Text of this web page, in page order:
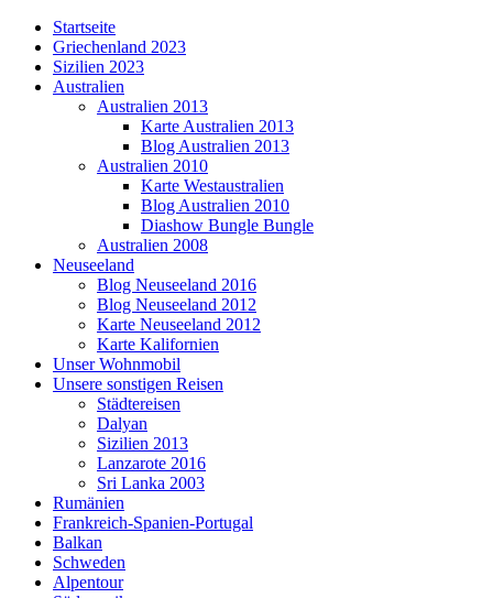
Startseite
Griechenland 2023
Sizilien 2023
Australien
Australien 2013
Karte Australien 2013
Blog Australien 2013
Australien 2010
Karte Westaustralien
Blog Australien 2010
Diashow Bungle Bungle
Australien 2008
Neuseeland
Blog Neuseeland 2016
Blog Neuseeland 2012
Karte Neuseeland 2012
Karte Kalifornien
Unser Wohnmobil
Unsere sonstigen Reisen
Städtereisen
Dalyan
Sizilien 2013
Lanzarote 2016
Sri Lanka 2003
Rumänien
Frankreich-Spanien-Portugal
Balkan
Schweden
Alpentour